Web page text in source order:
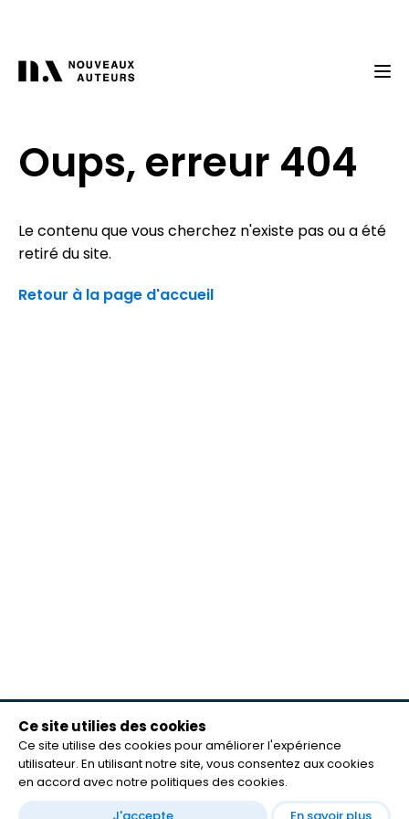
Oups, erreur 404
Le contenu que vous cherchez n'existe pas ou a été
retiré du site.
Retour à la page d'accueil
meilleurs lecteurs
FAQ
Contact
Ce site utilies des cookies
Ce site utilise des cookies pour améliorer l'expérience
utilisateur. En utilisant notre site, vous consentez aux cookies
en accord avec notre politiques des cookies.